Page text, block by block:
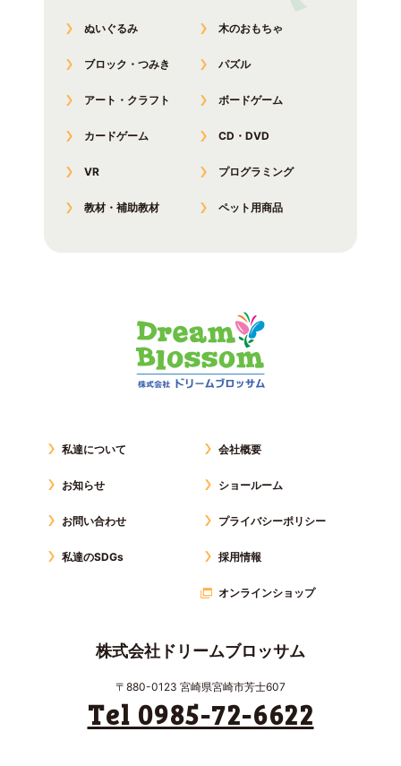
ぬいぐるみ 木のおもちゃ
ブロック・つみき パズル
アート・クラフト ボードゲーム
カードゲーム CD・DVD
VR プログラミング
教材・補助教材 ペット用商品
私達について
お知らせ
お問い合わせ
私達のSDGs
会社概要
ショールーム
プライバシーポリシー
採用情報
オンラインショップ
株式会社ドリームブロッサム
〒880-0123 宮崎県宮崎市芳士607
Tel 0985-72-6622